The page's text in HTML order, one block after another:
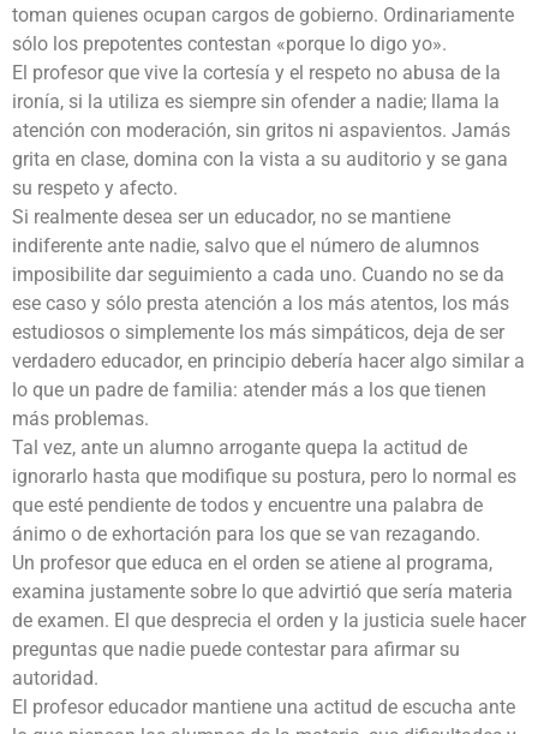
toman quienes ocupan cargos de gobierno. Ordinariamente
sólo los prepotentes contestan «porque lo digo yo».
El profesor que vive la cortesía y el respeto no abusa de la
ironía, si la utiliza es siempre sin ofender a nadie; llama la
atención con moderación, sin gritos ni aspavientos. Jamás
grita en clase, domina con la vista a su auditorio y se gana
su respeto y afecto.
Si realmente desea ser un educador, no se mantiene
indiferente ante nadie, salvo que el número de alumnos
imposibilite dar seguimiento a cada uno. Cuando no se da
ese caso y sólo presta atención a los más atentos, los más
estudiosos o simplemente los más simpáticos, deja de ser
verdadero educador, en principio debería hacer algo similar a
lo que un padre de familia: atender más a los que tienen
más problemas.
Tal vez, ante un alumno arrogante quepa la actitud de
ignorarlo hasta que modifique su postura, pero lo normal es
que esté pendiente de todos y encuentre una palabra de
ánimo o de exhortación para los que se van rezagando.
Un profesor que educa en el orden se atiene al programa,
examina justamente sobre lo que advirtió que sería materia
de examen. El que desprecia el orden y la justicia suele hacer
preguntas que nadie puede contestar para afirmar su
autoridad.
El profesor educador mantiene una actitud de escucha ante